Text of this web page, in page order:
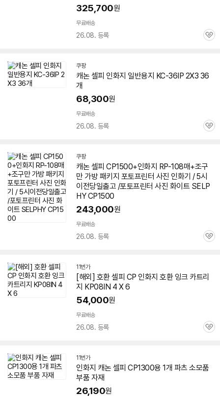
325,700원
무료배송
26.08. 등록
관
쿠팡
캐논 셀피 인화지 일반용지 KC-36IP 2X3 36
개
68,300원
무료배송
26.08. 등록
관
쿠팡
캐논 셀피 CP1500+인화지 RP-108매+조구
만 가방 패키지 포토프린터 사진 인화기 / 5시
이전당일출고 /포토프린터 사진 화이트 SELP
HY CP1500
243,000원
무료배송
26.08. 등록
관
11번가
[해외] 호환셀피 CP 인화지 호환 잉크 카트리
지 KP08IN 4 X 6
54,000원
무료배송
26.08. 등록
관
11번가
인화지 캐논 셀피 CP1300용 1개 파츠 소모품
부품 자재
26,190원